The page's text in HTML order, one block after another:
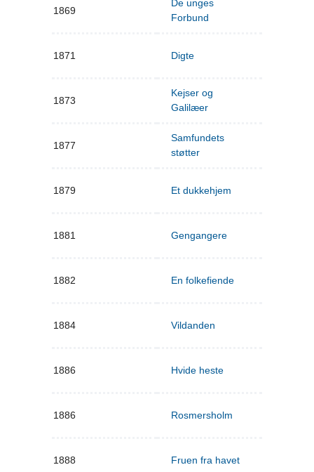
1869
De unges
Forbund
1871 Digte
1873
Kejser og
Galilæer
1877
Samfundets
støtter
1879 Et dukkehjem
1881 Gengangere
1882 En folkefiende
1884 Vildanden
1886 Hvide heste
1886 Rosmersholm
1888 Fruen fra havet